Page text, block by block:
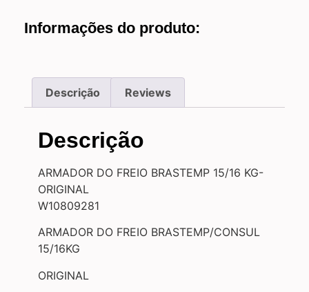
Informações do produto:
Descrição Reviews
Descrição
ARMADOR DO FREIO BRASTEMP 15/16 KG-
ORIGINAL
W10809281
ARMADOR DO FREIO BRASTEMP/CONSUL
15/16KG
ORIGINAL